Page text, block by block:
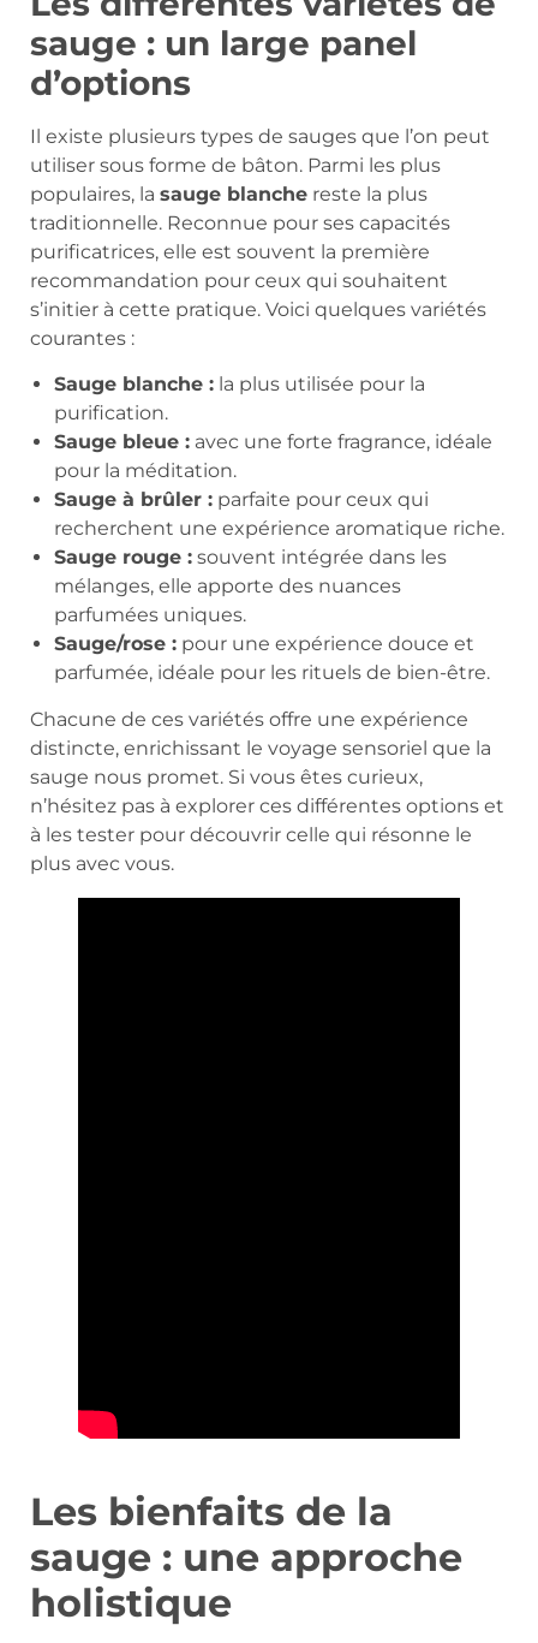
sauge : un large panel
d’options
Il existe plusieurs types de sauges que l’on peut
utiliser sous forme de bâton. Parmi les plus
populaires, la sauge blanche reste la plus
traditionnelle. Reconnue pour ses capacités
purificatrices, elle est souvent la première
recommandation pour ceux qui souhaitent
s’initier à cette pratique. Voici quelques variétés
courantes :
Sauge blanche : la plus utilisée pour la
purification.
Sauge bleue : avec une forte fragrance, idéale
pour la méditation.
Sauge à brûler : parfaite pour ceux qui
recherchent une expérience aromatique riche.
Sauge rouge : souvent intégrée dans les
mélanges, elle apporte des nuances
parfumées uniques.
Sauge/rose : pour une expérience douce et
parfumée, idéale pour les rituels de bien-être.
Chacune de ces variétés offre une expérience
distincte, enrichissant le voyage sensoriel que la
sauge nous promet. Si vous êtes curieux,
n’hésitez pas à explorer ces différentes options et
à les tester pour découvrir celle qui résonne le
plus avec vous.
Les bienfaits de la
sauge : une approche
holistique